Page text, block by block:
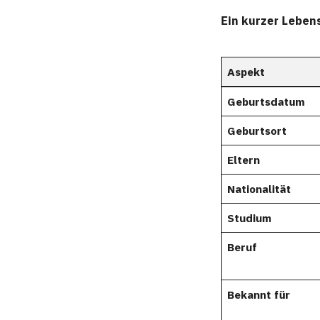
Ein kurzer
Aspekt
Geburtsdatum
Geburtsort
Eltern
Nationalität
Studium
Beruf
Bekannt für